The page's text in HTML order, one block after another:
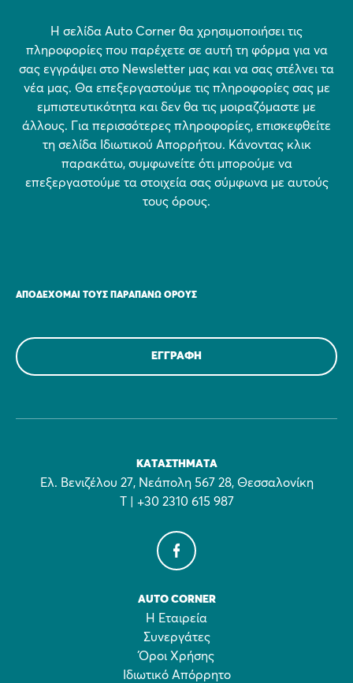
Η σελίδα Auto Corner θα χρησιμοποιήσει τις
πληροφορίες που παρέχετε σε αυτή τη φόρμα για να
σας εγγράψει στο Newsletter μας και να σας στέλνει τα
νέα μας. Θα επεξεργαστούμε τις πληροφορίες σας με
εμπιστευτικότητα και δεν θα τις μοιραζόμαστε με
άλλους. Για περισσότερες πληροφορίες, επισκεφθείτε
τη σελίδα Ιδιωτικού Απορρήτου. Κάνοντας κλικ
παρακάτω, συμφωνείτε ότι μπορούμε να
επεξεργαστούμε τα στοιχεία σας σύμφωνα με αυτούς
τους όρους.
ΑΠΟΔΈΧΟΜΑΙ ΤΟΥΣ ΠΑΡΑΠΆΝΩ ΌΡΟΥΣ
ΚΑΤΑΣΤΉΜΑΤΑ
Ελ. Βενιζέλου 27, Νεάπολη 567 28, Θεσσαλονίκη
Τ | +30 2310 615 987
AUTO CORNER
Η Εταιρεία
Συνεργάτες
Όροι Χρήσης
Ιδιωτικό Απόρρητο